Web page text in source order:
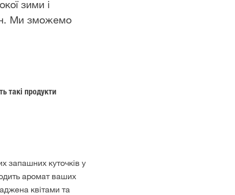
зими і
Ми зможемо
такі продукти
запашних куточків у
аромат ваших
квітами та